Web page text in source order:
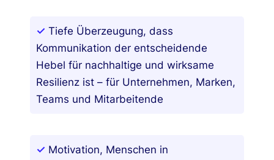
✓ Tiefe Überzeugung, dass
Kommunikation der entscheidende
Hebel für nachhaltige und wirksame
Resilienz ist – für Unternehmen, Marken,
Teams und Mitarbeitende
✓ Motivation, Menschen in